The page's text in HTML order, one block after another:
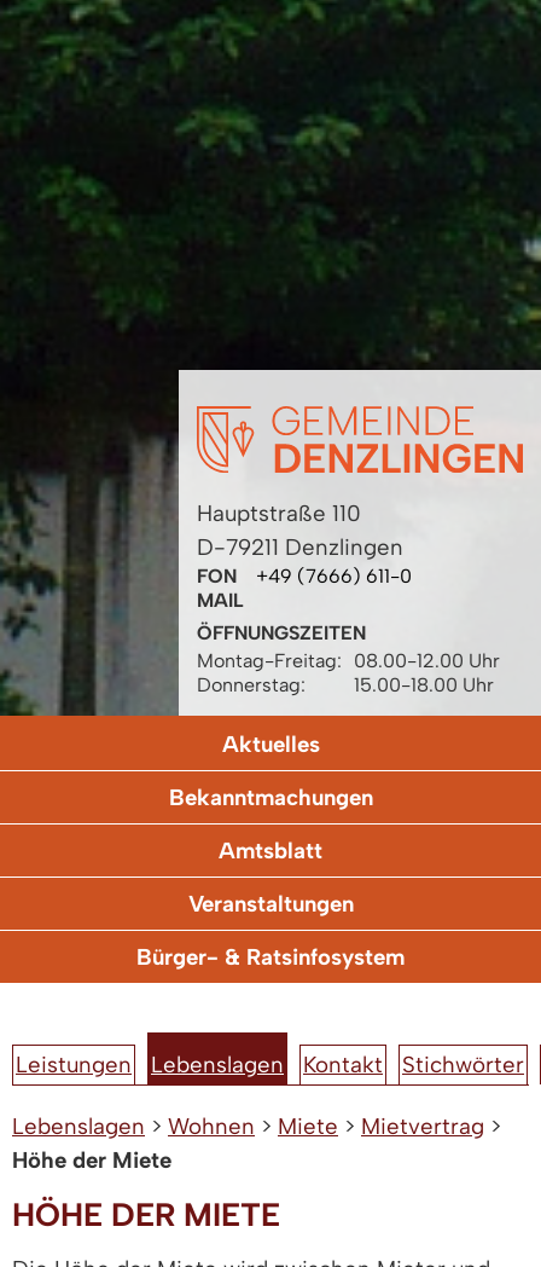
Hauptstraße 110
D-79211 Denzlingen
FON
+49 (7666) 611-0
MAIL
ÖFFNUNGSZEITEN
Montag-Freitag:
08.00-12.00 Uhr
Donnerstag:
15.00-18.00 Uhr
Aktuelles
Bekanntmachungen
Amtsblatt
Veranstaltungen
Bürger- & Ratsinfosystem
Leistungen Lebenslagen Kontakt Stichwörter
Lebenslagen > Wohnen > Miete > Mietvertrag >
Höhe der Miete
HÖHE DER MIETE